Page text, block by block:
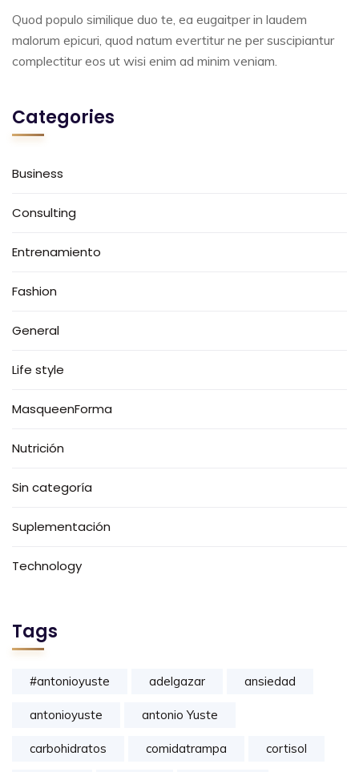
Quod populo similique duo te, ea eugaitper in laudem
malorum epicuri, quod natum evertitur ne per suscipiantur
complectitur eos ut wisi enim ad minim veniam.
Categories
Business
Consulting
Entrenamiento
Fashion
General
Life style
MasqueenForma
Nutrición
Sin categoría
Suplementación
Technology
Tags
#antonioyuste adelgazar ansiedad
antonioyuste antonio Yuste
carbohidratos comidatrampa cortisol